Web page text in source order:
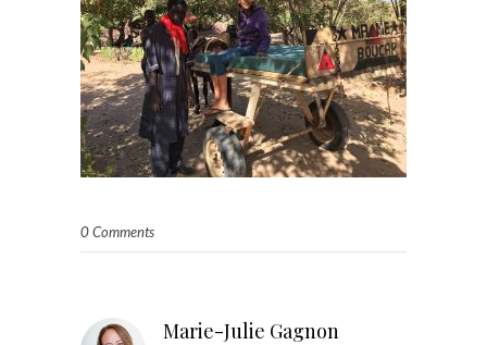
0 Comments
Marie-Julie Gagnon